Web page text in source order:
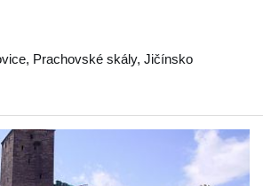
, Prachovské skály, Jičínsko